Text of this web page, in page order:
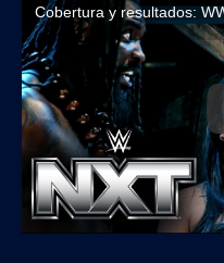
Cobertura y resultados: